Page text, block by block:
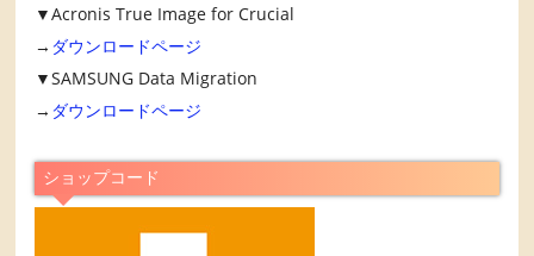
▼Acronis True Image for Crucial
→ ダウンロードページ
▼SAMSUNG Data Migration
→ ダウンロードページ
ショップコード